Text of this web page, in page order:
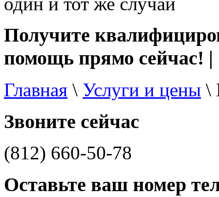
Получите
помощь прямо сейчас! |
Главная \ Услуги и цены \
Звоните сейчас
(812) 660-50-78
Оставьте ваш номер